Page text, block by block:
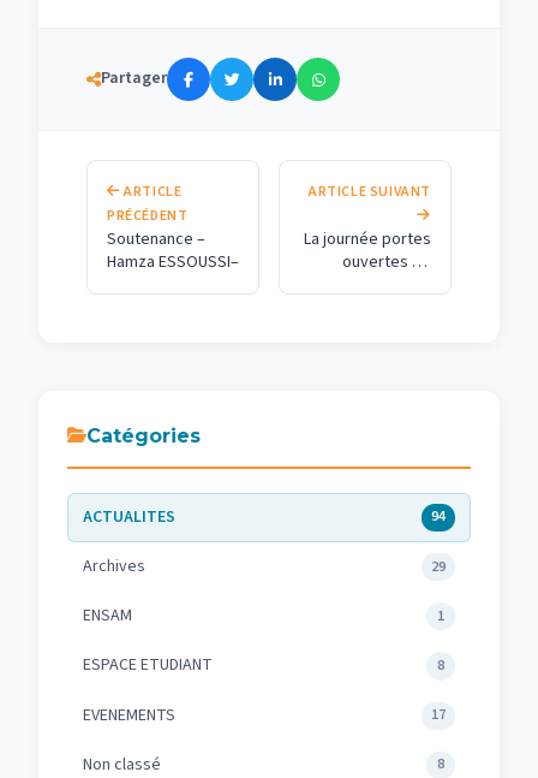
Catégories
ACTUALITES 94
Archives 29
ENSAM 1
ESPACE ETUDIANT 8
EVENEMENTS 17
Non classé 8
Partager
ARTICLE
PRÉCÉDENT
Soutenance –
Hamza ESSOUSSI–
ARTICLE SUIVANT
La journée portes
ouvertes de